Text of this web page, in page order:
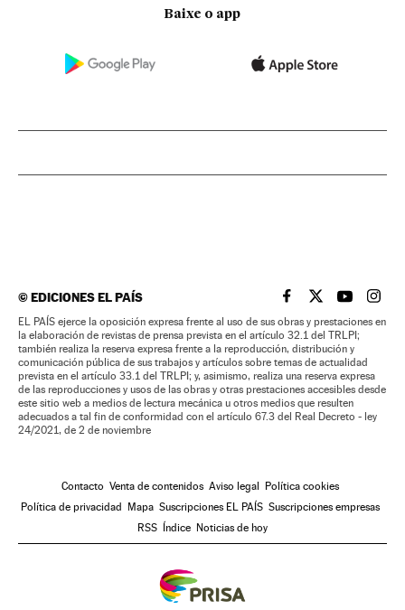
Baixe o app
©EDICIONES EL PAÍS EL PAÍS BRASIL EN
EL PAÍSEL PAÍS
EL
EL PAÍS ejerce la oposición expresa frente al uso de sus obras y prestaciones en
la elaboración de revistas de prensa prevista en el artículo 32.1 del TRLPI;
también realiza la reserva expresa frente a la reproducción, distribución y
comunicación pública de sus trabajos y artículos sobre temas de actualidad
prevista en el artículo 33.1 del TRLPI; y, asimismo, realiza una reserva expresa
de las reproducciones y usos de las obras y otras prestaciones accesibles desde
este sitio web a medios de lectura mecánica u otros medios que resulten
adecuados a tal fin de conformidad con el artículo 67.3 del Real Decreto - ley
24/2021, de 2 de noviembre
Contacto Venta de contenidos Aviso legal
Política cookies
Política de privacidad
Mapa Suscripciones EL PAÍS Suscripciones empresas
RSS
Índice Noticias de hoy